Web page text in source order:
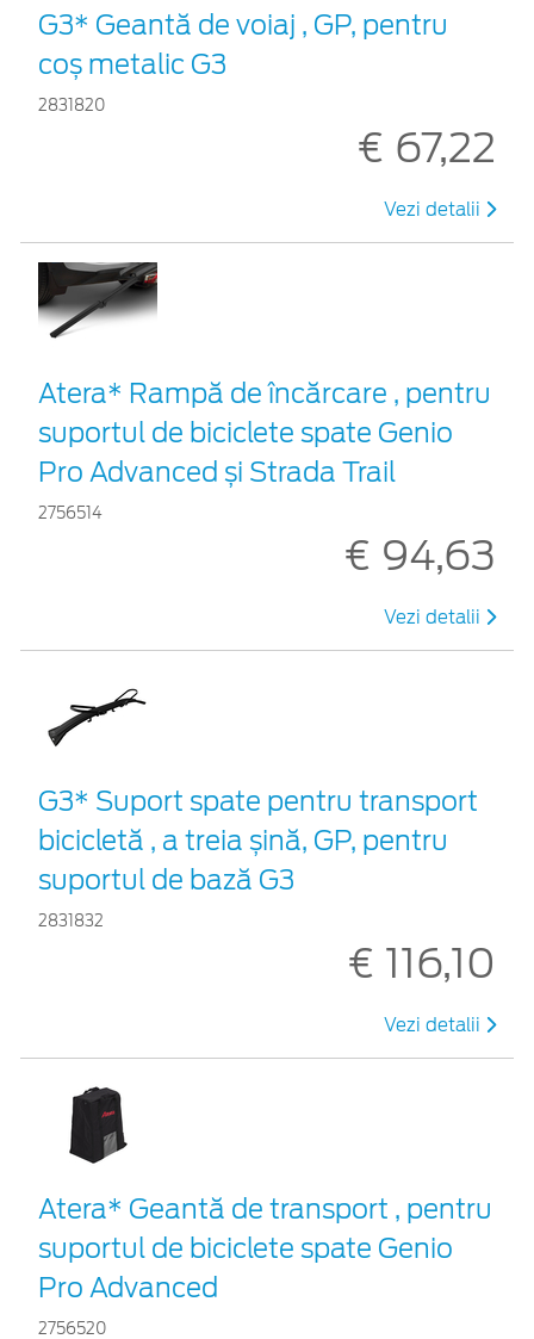
G3* Geantă de voiaj , GP, pentru
coș metalic G3
2831820
€ 67,22
Vezi detalii
Atera* Rampă de încărcare , pentru
suportul de biciclete spate Genio
Pro Advanced și Strada Trail
2756514
€ 94,63
Vezi detalii
G3* Suport spate pentru transport
bicicletă , a treia șină, GP, pentru
suportul de bază G3
2831832
€ 116,10
Vezi detalii
Atera* Geantă de transport , pentru
suportul de biciclete spate Genio
Pro Advanced
2756520